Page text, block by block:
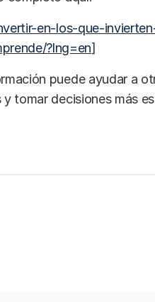
en-los-que-
?lng=en]
puede ayudar a
tomar decisiones más